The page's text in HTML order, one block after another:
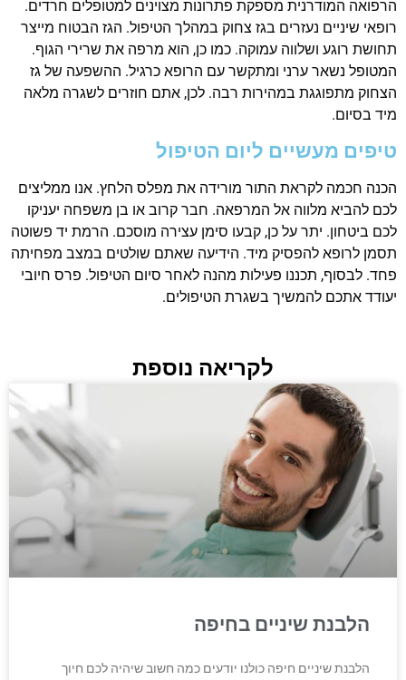
הרפואה המודרנית מספקת פתרונות מצוינים למטופלים חרדים.
רופאי שיניים נעזרים בגז צחוק במהלך הטיפול. הגז הבטוח מייצר
תחושת רוגע ושלווה עמוקה. כמו כן, הוא מרפה את שרירי הגוף.
המטופל נשאר ערני ומתקשר עם הרופא כרגיל. ההשפעה של גז
הצחוק מתפוגגת במהירות רבה. לכן, אתם חוזרים לשגרה מלאה
מיד בסיום.
טיפים מעשיים ליום הטיפול
הכנה חכמה לקראת התור מורידה את מפלס הלחץ. אנו ממליצים
לכם להביא מלווה אל המרפאה. חבר קרוב או בן משפחה יעניקו
לכם ביטחון. יתר על כן, קבעו סימן עצירה מוסכם. הרמת יד פשוטה
תסמן לרופא להפסיק מיד. הידיעה שאתם שולטים במצב מפחיתה
פחד. לבסוף, תכננו פעילות מהנה לאחר סיום הטיפול. פרס חיובי
יעודד אתכם להמשיך בשגרת הטיפולים.
לקריאה נוספת
הלבנת שיניים בחיפה
הלבנת שיניים חיפה כולנו יודעים כמה חשוב שיהיה לכם חיוך